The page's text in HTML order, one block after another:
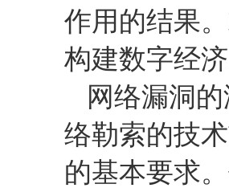
作用的结果
构建数字经
网络漏洞
络勒索的技
的基本要求